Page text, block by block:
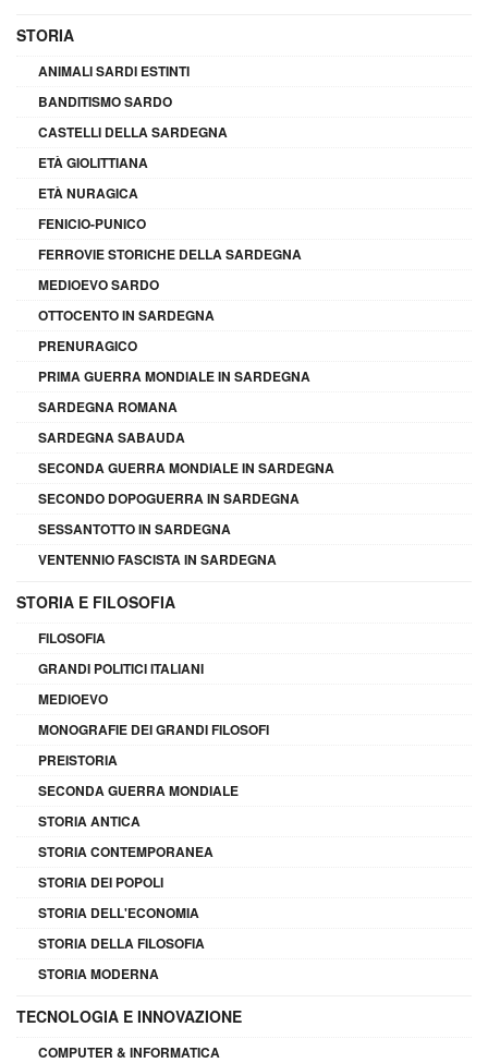
STORIA
ANIMALI SARDI ESTINTI
BANDITISMO SARDO
CASTELLI DELLA SARDEGNA
ETÀ GIOLITTIANA
ETÀ NURAGICA
FENICIO-PUNICO
FERROVIE STORICHE DELLA SARDEGNA
MEDIOEVO SARDO
OTTOCENTO IN SARDEGNA
PRENURAGICO
PRIMA GUERRA MONDIALE IN SARDEGNA
SARDEGNA ROMANA
SARDEGNA SABAUDA
SECONDA GUERRA MONDIALE IN SARDEGNA
SECONDO DOPOGUERRA IN SARDEGNA
SESSANTOTTO IN SARDEGNA
VENTENNIO FASCISTA IN SARDEGNA
STORIA E FILOSOFIA
FILOSOFIA
GRANDI POLITICI ITALIANI
MEDIOEVO
MONOGRAFIE DEI GRANDI FILOSOFI
PREISTORIA
SECONDA GUERRA MONDIALE
STORIA ANTICA
STORIA CONTEMPORANEA
STORIA DEI POPOLI
STORIA DELL'ECONOMIA
STORIA DELLA FILOSOFIA
STORIA MODERNA
TECNOLOGIA E INNOVAZIONE
COMPUTER & INFORMATICA